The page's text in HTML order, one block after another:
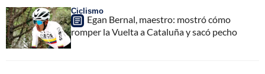
Ciclismo
Egan Bernal, maestro: mostró cómo
romper la Vuelta a Cataluña y sacó pecho